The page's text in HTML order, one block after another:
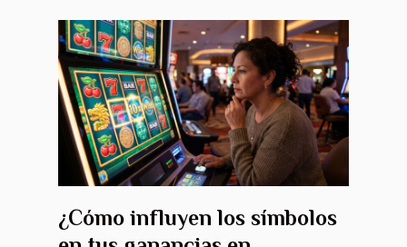
¿Cómo influyen los símbolos